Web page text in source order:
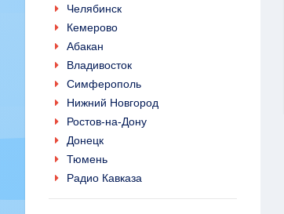
Челябинск
Кемерово
Абакан
Владивосток
Симферополь
Нижний Новгород
Ростов-на-Дону
Донецк
Тюмень
Радио Кавказа